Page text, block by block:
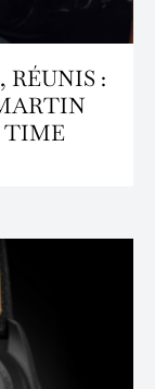
RÉUNIS :
TIME